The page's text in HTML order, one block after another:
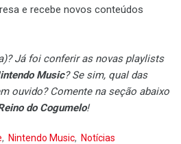
e recebe novos conteúdos
Já foi conferir as novas playlists
Music? Se sim, qual das
ouvido? Comente na seção abaixo
do Cogumelo!
Nintendo Music Notícias